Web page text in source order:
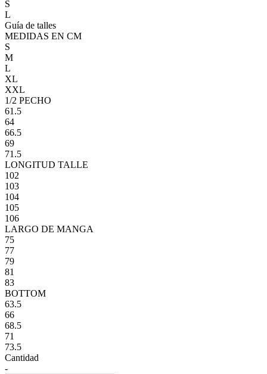
S
L
Guía de talles
MEDIDAS EN CM
S
M
L
XL
XXL
1/2 PECHO
61.5
64
66.5
69
71.5
LONGITUD TALLE
102
103
104
105
106
LARGO DE MANGA
75
77
79
81
83
BOTTOM
63.5
66
68.5
71
73.5
Cantidad
-